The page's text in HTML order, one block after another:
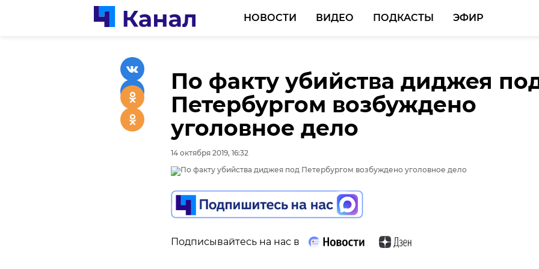
НОВОСТИ ВИДЕО ПОДКАСТЫ ЭФИР
По факту убийства диджея
Петербургом возбуждено
уголовное дело
14 октября 2019, 16:32
Подписывайтесь на нас в